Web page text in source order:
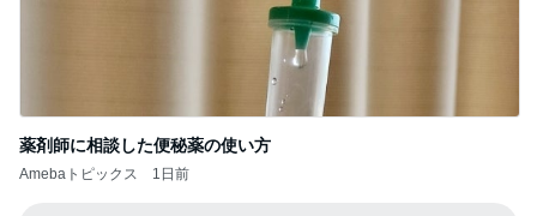
薬剤師に相談した便秘薬の使い方
Amebaトピックス 1日前